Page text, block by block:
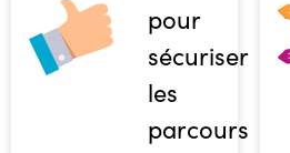
pour
sécuriser
les
parcours